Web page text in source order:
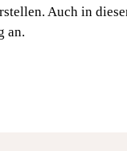
Auch in
an.